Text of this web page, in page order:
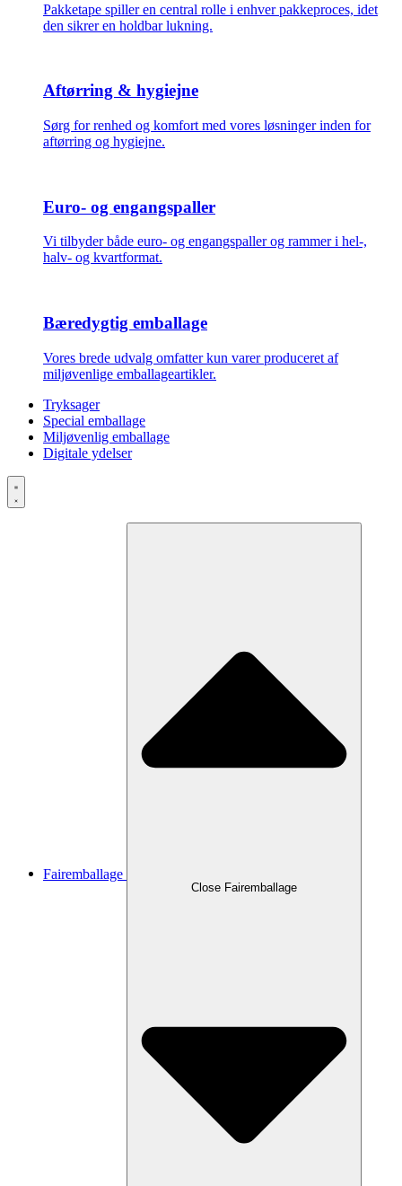
Pakketape spiller en central rolle i enhver pakkeproces, idet
den sikrer en holdbar lukning.
Aftørring & hygiejne
Sørg for renhed og komfort med vores løsninger inden for
aftørring og hygiejne.
Euro- og engangspaller
Vi tilbyder både euro- og engangspaller og rammer i hel-,
halv- og kvartformat.
Bæredygtig emballage
Vores brede udvalg omfatter kun varer produceret af
miljøvenlige emballageartikler.
Tryksager
Special emballage
Miljøvenlig emballage
Digitale ydelser
Fairemballage
Close Fairemballage